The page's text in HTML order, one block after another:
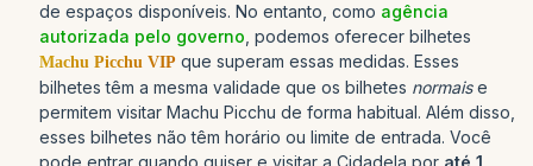
de espaços disponíveis. No entanto, como agência
autorizada pelo governo , podemos oferecer bilhetes
Machu Picchu VIP que superam essas medidas. Esses
bilhetes têm a mesma validade que os bilhetes normaise
permitem visitar Machu Picchu de forma habitual. Além disso,
esses bilhetes não têm horário ou limite de entrada. Você
pode entrar quando quiser e visitar a Cidadela por até 1